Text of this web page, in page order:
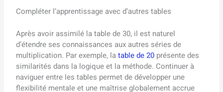
Compléter l’apprentissage avec d’autres tables
Après avoir assimilé la table de 30, il est naturel
d’étendre ses connaissances aux autres séries de
multiplication. Par exemple, latable de 20 présente des
similarités dans la logique et la méthode. Continuer à
naviguer entre les tables permet de développer une
flexibilité mentale et une maîtrise globalement accrue